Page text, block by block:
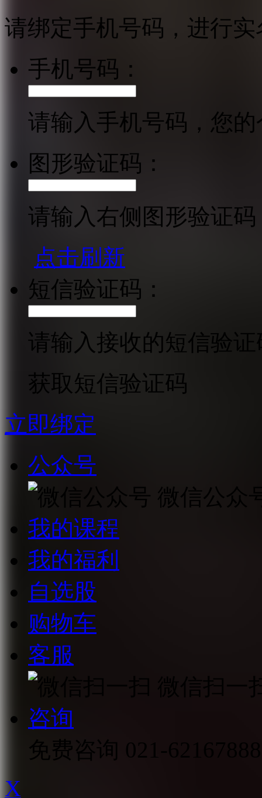
请绑定手机号码，进行
手机号码：
请输入手机号码，您
图形验证码：
请输入右侧图形验证码
点击刷新
短信验证码：
请输入接收的短信验证
获取短信验证码
立即绑定
公众号
微信公众
我的课程
我的福利
自选股
购物车
客服
咨询
免费咨询
X